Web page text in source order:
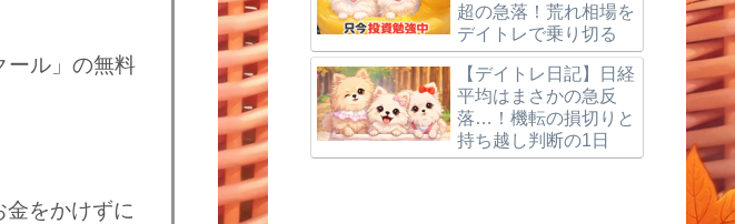
ール」の無料
をかけずに
超の急落！荒れ相場を
デイトレで乗り切る
【デイトレ日記】日経
平均はまさかの急反
落…！機転の損切りと
持ち越し判断の1日